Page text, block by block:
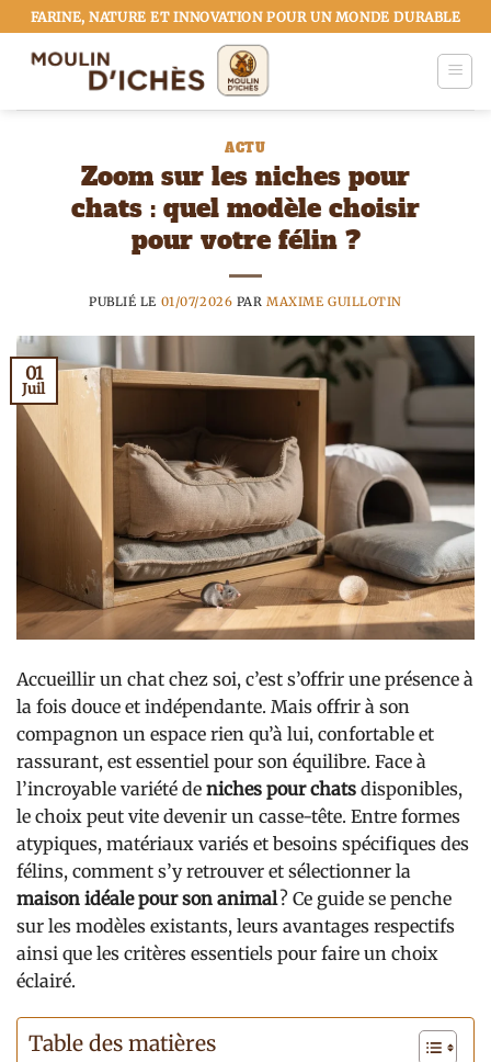
Passer
au
contenu
FARINE, NATURE ET INNOVATION POUR UN MONDE DURABLE
ACTU
Zoom sur les niches pour
chats : quel modèle choisir
pour votre félin ?
PUBLIÉ LE 01/07/2026 PARMAXIME GUILLOTIN
01
Juil
Accueillir un chat chez soi, c’est s’offrir une présence à
la fois douce et indépendante. Mais offrir à son
compagnon un espace rien qu’à lui, confortable et
rassurant, est essentiel pour son équilibre. Face à
l’incroyable variété de niches pour chats disponibles,
le choix peut vite devenir un casse-tête. Entre formes
atypiques, matériaux variés et besoins spécifiques des
félins, comment s’y retrouver et sélectionner la
maison idéale pour son animal? Ce guide se penche
sur les modèles existants, leurs avantages respectifs
ainsi que les critères essentiels pour faire un choix
éclairé.
Table des matières